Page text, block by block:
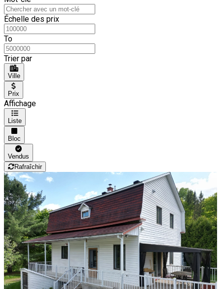
Échelle des prix
To
Trier par
Ville
Prix
Affichage
Liste
Bloc
Vendus
Rafraîchir